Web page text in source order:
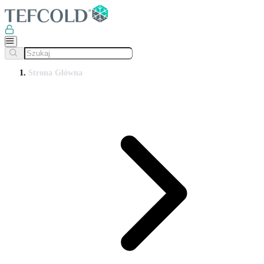
Strona Główna